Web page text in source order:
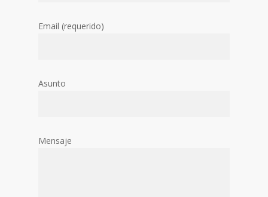
Email (requerido)
Asunto
Mensaje